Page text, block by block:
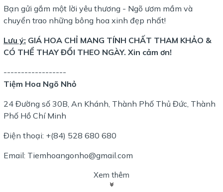
Bạn gửi gắm một lời yêu thương - Ngõ ươm mầm và
chuyển trao những bông hoa xinh đẹp nhất!
Lưu ý: GIÁ HOA CHỈ MANG TÍNH CHẤT THAM KHẢO &
CÓ THỂ THAY ĐỔI THEO NGÀY. Xin cảm ơn!
------------------
Tiệm Hoa Ngõ Nhỏ
24 Đường số 30B, An Khánh, Thành Phố Thủ Đức, Thành
Phố Hồ Chí Minh
Điện thoại: +(84) 528 680 680
Email: Tiemhoangonho@gmail.com
Xem thêm